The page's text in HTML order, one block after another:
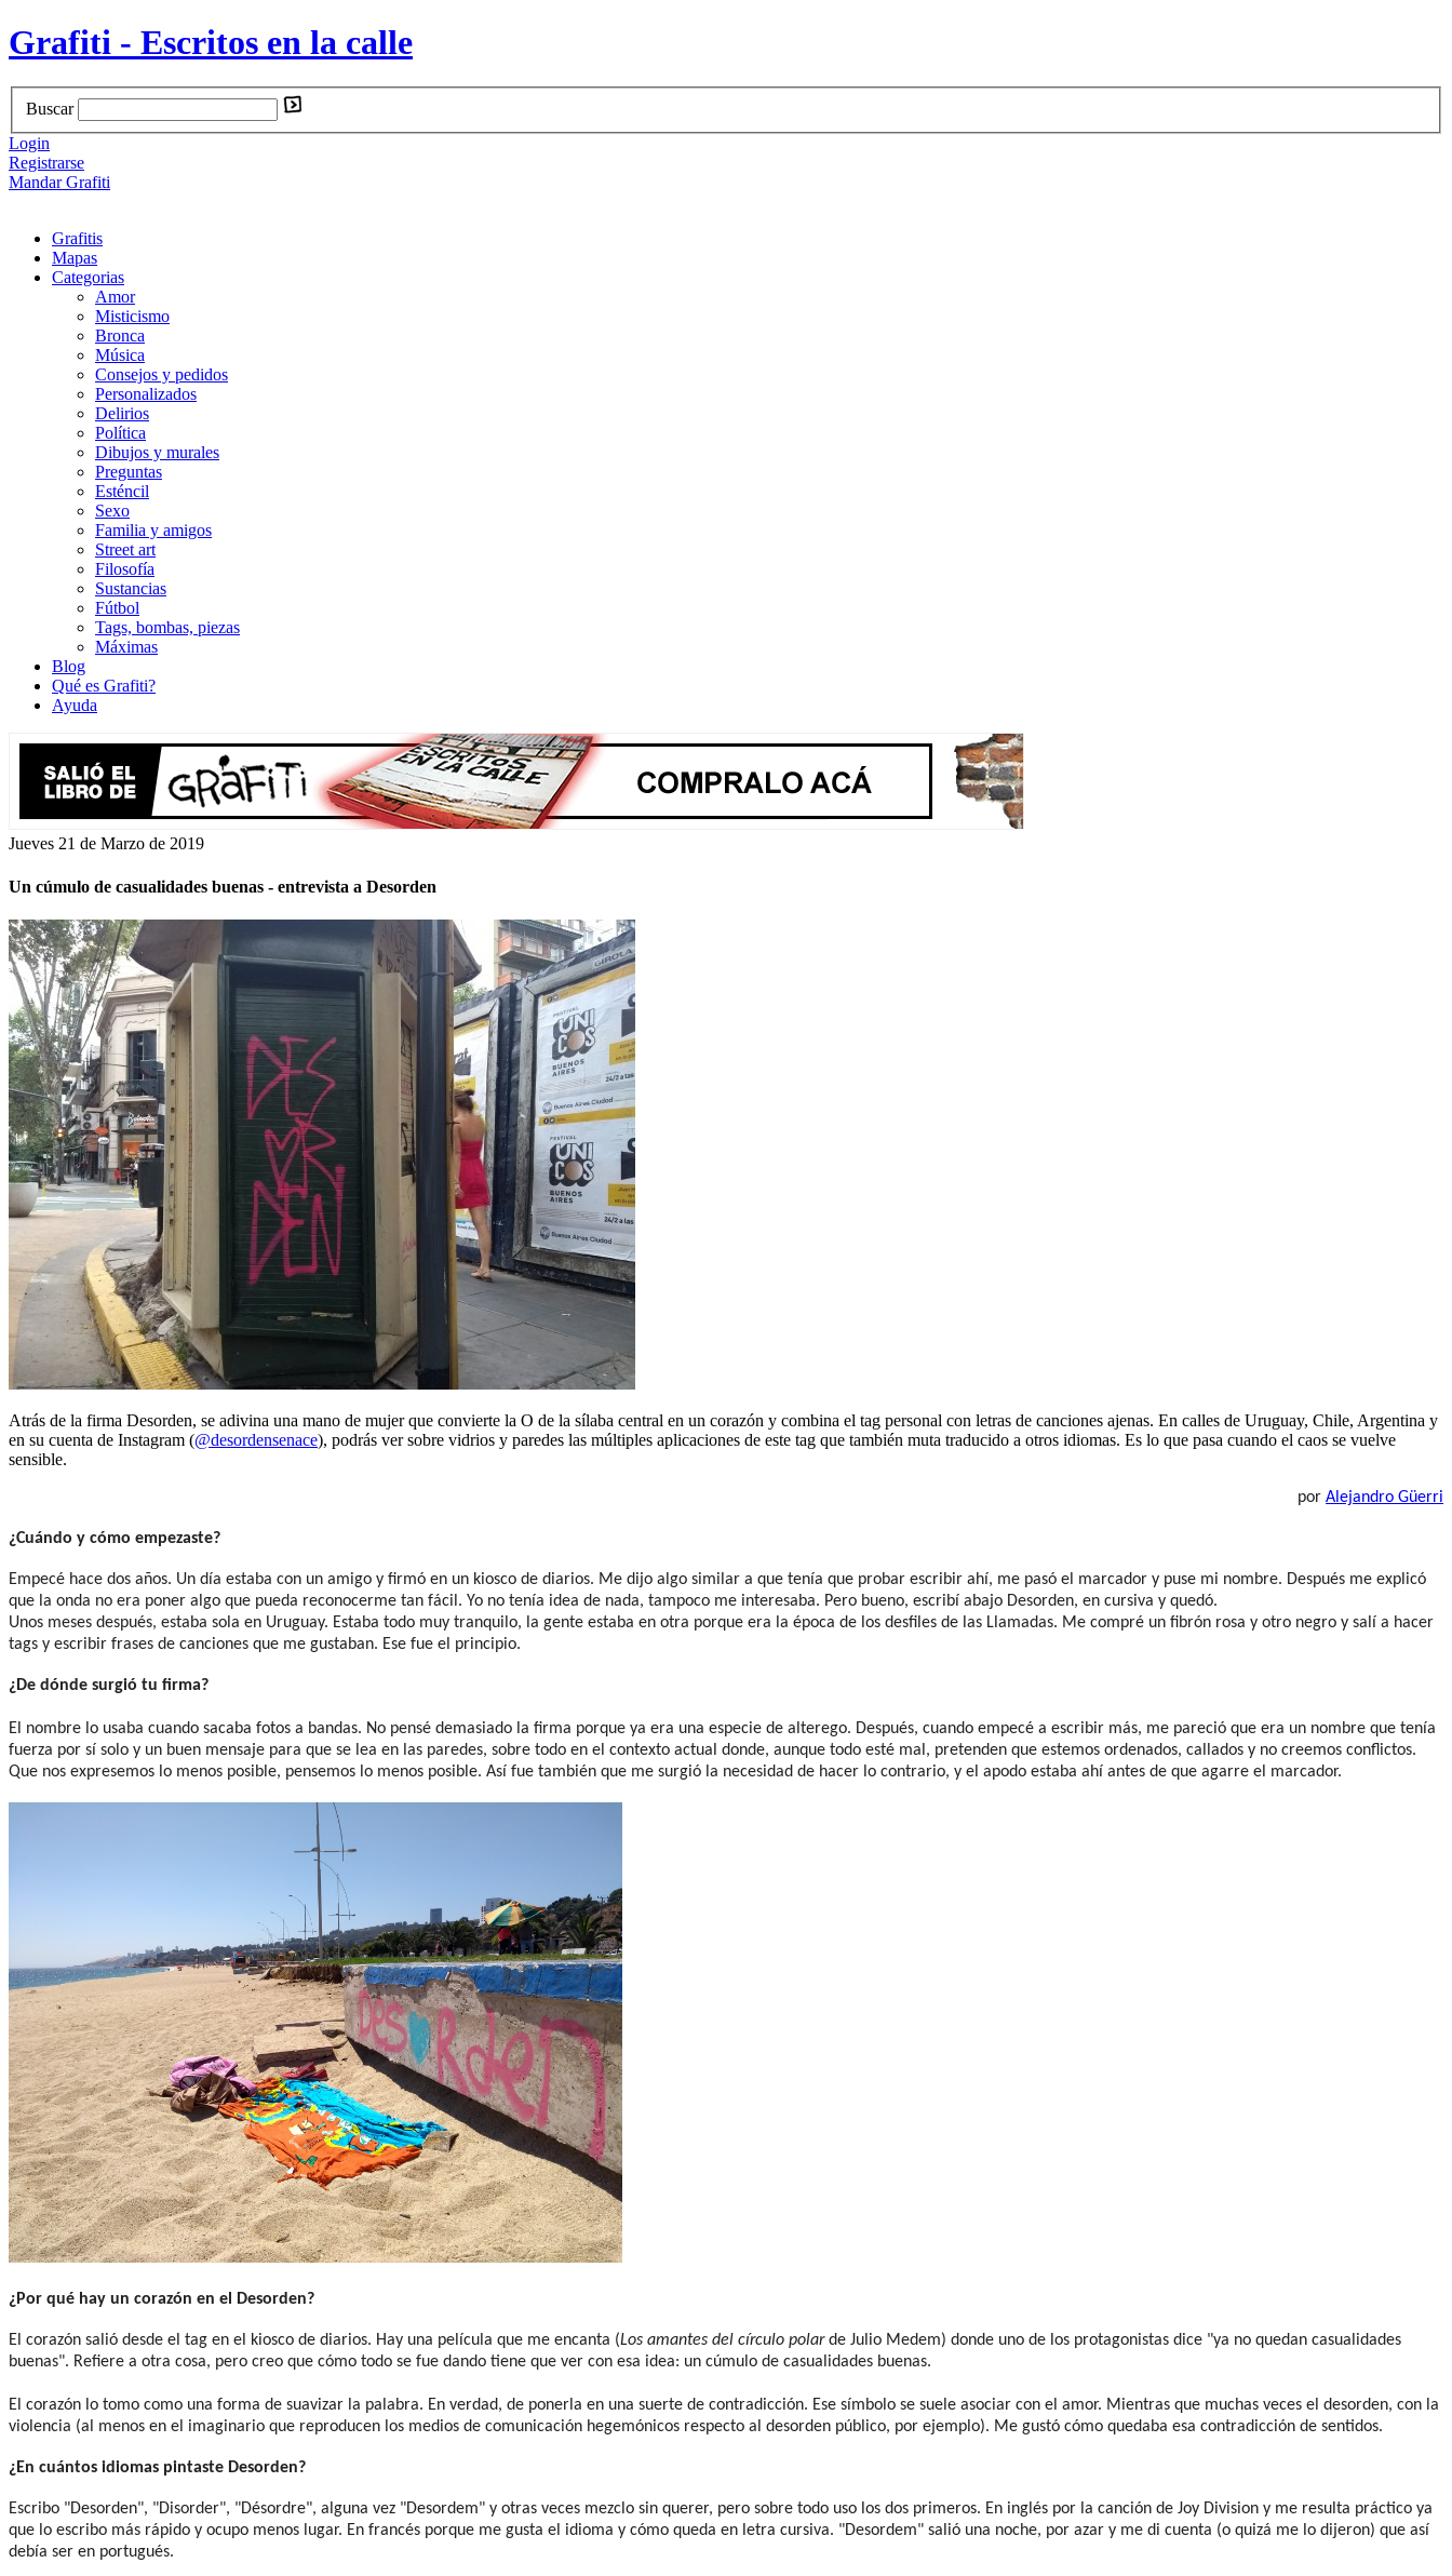
Grafiti - Escritos en la calle
Buscar
Login
Registrarse
Mandar Grafiti
Grafitis
Mapas
Categorias
Amor
Misticismo
Bronca
Música
Consejos y pedidos
Personalizados
Delirios
Política
Dibujos y murales
Preguntas
Esténcil
Sexo
Familia y amigos
Street art
Filosofía
Sustancias
Fútbol
Tags, bombas, piezas
Máximas
Blog
Qué es Grafiti?
Ayuda
Jueves 21 de Marzo de 2019
Un cúmulo de casualidades buenas - entrevista a Desorden
Atrás de la firma Desorden, se adivina una mano de mujer que convierte la O de la sílaba central en un corazón y combina el tag personal con letras de canciones ajenas. En calles de Uruguay, Chile, Argentina y
en su cuenta de Instagram (@desordensenace), podrás ver sobre vidrios y paredes las múltiples aplicaciones de este tag que también muta traducido a otros idiomas. Es lo que pasa cuando el caos se vuelve
sensible.
por Alejandro Güerri
¿Cuándo y cómo empezaste?
Empecé hace dos años. Un día estaba con un amigo y firmó en un kiosco de diarios. Me dijo algo similar a que tenía que probar escribir ahí, me pasó el marcador y puse mi nombre. Después me explicó
que la onda no era poner algo que pueda reconocerme tan fácil. Yo no tenía idea de nada, tampoco me interesaba. Pero bueno, escribí abajo Desorden, en cursiva y quedó.
Unos meses después, estaba sola en Uruguay. Estaba todo muy tranquilo, la gente estaba en otra porque era la época de los desfiles de las Llamadas. Me compré un fibrón rosa y otro negro y salí a hacer
tags y escribir frases de canciones que me gustaban. Ese fue el principio.
¿De dónde surgió tu firma?
El nombre lo usaba cuando sacaba fotos a bandas. No pensé demasiado la firma porque ya era una especie de alterego. Después, cuando empecé a escribir más, me pareció que era un nombre que tenía
fuerza por sí solo y un buen mensaje para que se lea en las paredes, sobre todo en el contexto actual donde, aunque todo esté mal, pretenden que estemos ordenados, callados y no creemos conflictos.
Que nos expresemos lo menos posible, pensemos lo menos posible. Así fue también que me surgió la necesidad de hacer lo contrario, y el apodo estaba ahí antes de que agarre el marcador.
¿Por qué hay un corazón en el Desorden?
El corazón salió desde el tag en el kiosco de diarios. Hay una película que me encanta (Los amantes del círculo polarde Julio Medem) donde uno de los protagonistas dice "ya no quedan casualidades
buenas". Refiere a otra cosa, pero creo que cómo todo se fue dando tiene que ver con esa idea: un cúmulo de casualidades buenas.
El corazón lo tomo como una forma de suavizar la palabra. En verdad, de ponerla en una suerte de contradicción. Ese símbolo se suele asociar con el amor. Mientras que muchas veces el desorden, con la
violencia (al menos en el imaginario que reproducen los medios de comunicación hegemónicos respecto al desorden público, por ejemplo). Me gustó cómo quedaba esa contradicción de sentidos.
¿En cuántos idiomas pintaste Desorden?
Escribo "Desorden", "Disorder", "Désordre", alguna vez "Desordem" y otras veces mezclo sin querer, pero sobre todo uso los dos primeros. En inglés por la canción de Joy Division y me resulta práctico ya
que lo escribo más rápido y ocupo menos lugar. En francés porque me gusta el idioma y cómo queda en letra cursiva. "Desordem" salió una noche, por azar y me di cuenta (o quizá me lo dijeron) que así
debía ser en portugués.